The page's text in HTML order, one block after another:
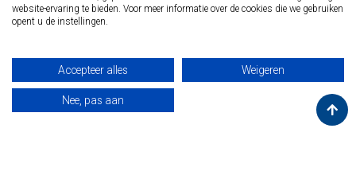
website-ervaring te bieden. Voor meer informatie over de cookies die we gebruiken
opent u de instellingen.
Accepteer alles Weigeren
Nee, pas aan